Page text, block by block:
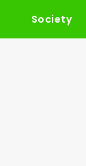
Society